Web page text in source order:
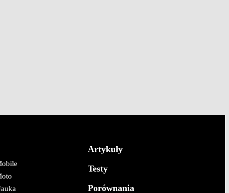
Artykuły
Testy
Porównania